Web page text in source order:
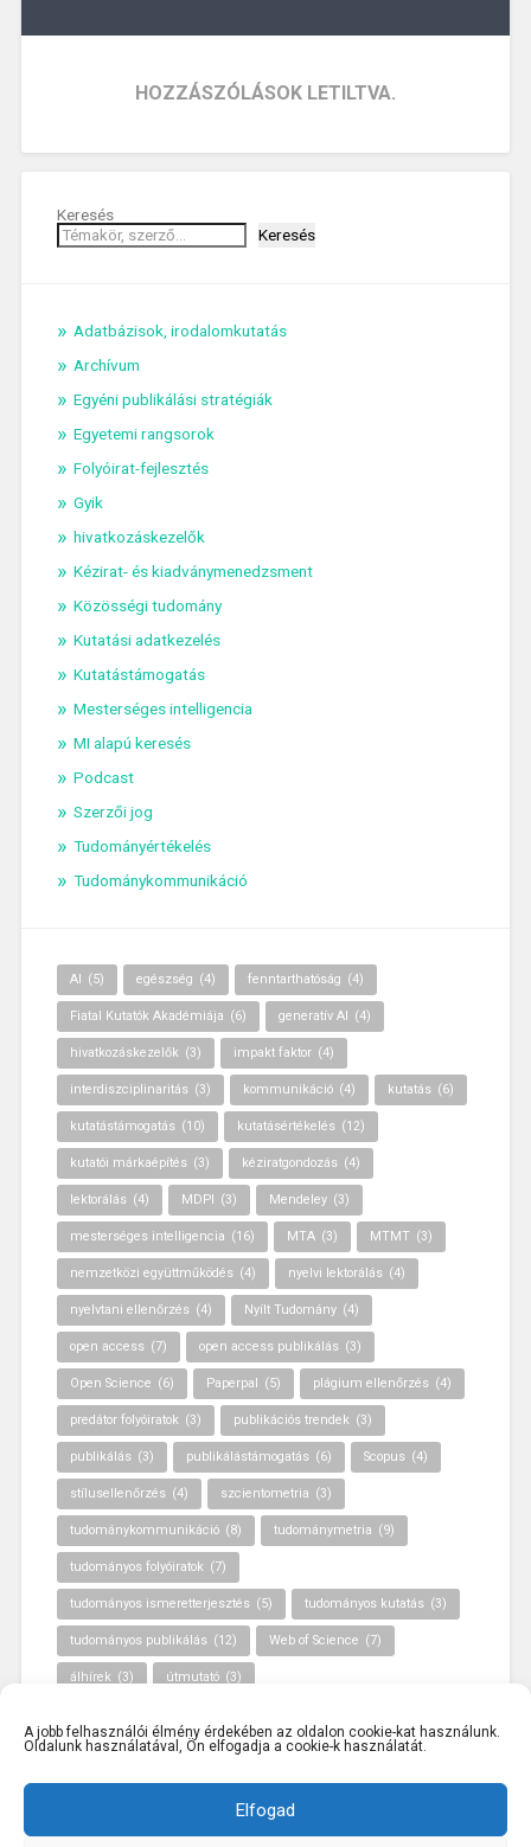
A jobb felhasználói élmény érdekében az oldalon cookie-kat használunk.
Oldalunk használatával, Ön elfogadja a cookie-k használatát.
Elfogad
HOZZÁSZÓLÁSOK LETILTVA.
Keresés
Keresés
Adatbázisok, irodalomkutatás
Archívum
Egyéni publikálási stratégiák
Egyetemi rangsorok
Folyóirat-fejlesztés
Gyik
hivatkozáskezelők
Kézirat- és kiadványmenedzsment
Közösségi tudomány
Kutatási adatkezelés
Kutatástámogatás
Mesterséges intelligencia
MI alapú keresés
Podcast
Szerzői jog
Tudományértékelés
Tudománykommunikáció
AI (5) egészség (4) fenntarthatóság (4)
Fiatal Kutatók Akadémiája (6) generatív AI (4)
hivatkozáskezelők (3) impakt faktor (4)
interdiszciplinaritás (3) kommunikáció (4) kutatás (6)
kutatástámogatás (10) kutatásértékelés (12)
kutatói márkaépítés (3) kéziratgondozás (4)
lektorálás (4) MDPI (3) Mendeley (3)
mesterséges intelligencia (16) MTA (3) MTMT (3)
nemzetközi együttműködés (4) nyelvi lektorálás (4)
nyelvtani ellenőrzés (4) Nyílt Tudomány (4)
open access (7) open access publikálás (3)
Open Science (6) Paperpal (5) plágium ellenőrzés (4)
predátor folyóiratok (3) publikációs trendek (3)
publikálás (3) publikálástámogatás (6) Scopus (4)
stílusellenőrzés (4) szcientometria (3)
tudománykommunikáció (8) tudománymetria (9)
tudományos folyóiratok (7)
tudományos ismeretterjesztés (5) tudományos kutatás (3)
tudományos publikálás (12) Web of Science (7)
álhírek (3) útmutató (3)